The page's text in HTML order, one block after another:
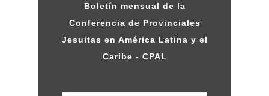
Boletín mensual de la
Conferencia de Provinciales
Jesuitas en América Latina y el
Caribe - CPAL